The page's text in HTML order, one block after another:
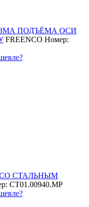
ПОДЪЁМА ОСИ
FREENCO Номер:
СО СТАЛЬНЫМ
СТ01.00940.MP